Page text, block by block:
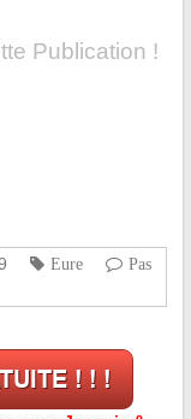
Publication !
Eure
Pas